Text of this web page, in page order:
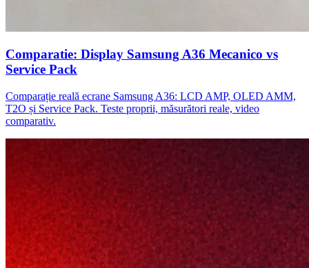
Comparatie: Display Samsung A36 Mecanico vs
Service Pack
Comparație reală ecrane Samsung A36: LCD AMP, OLED AMM,
T2O și Service Pack. Teste proprii, măsurători reale, video
comparativ.